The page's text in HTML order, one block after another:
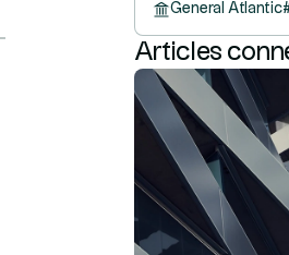
General Atlantic
Articles